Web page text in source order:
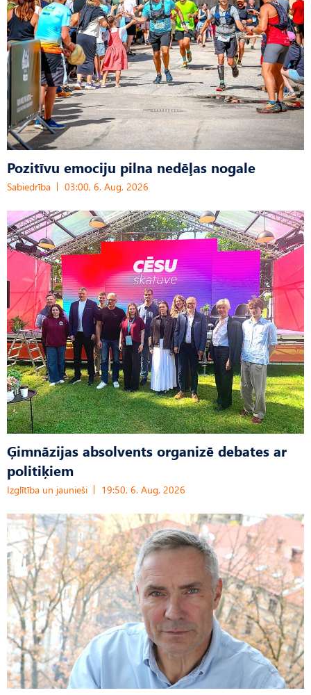
Pozitīvu emociju pilna nedēļas nogale
Sabiedrība 03:00, 6. Aug, 2026
Ģimnāzijas absolvents organizē debates ar
politiķiem
Izglītība un jaunieši 19:50, 6. Aug, 2026